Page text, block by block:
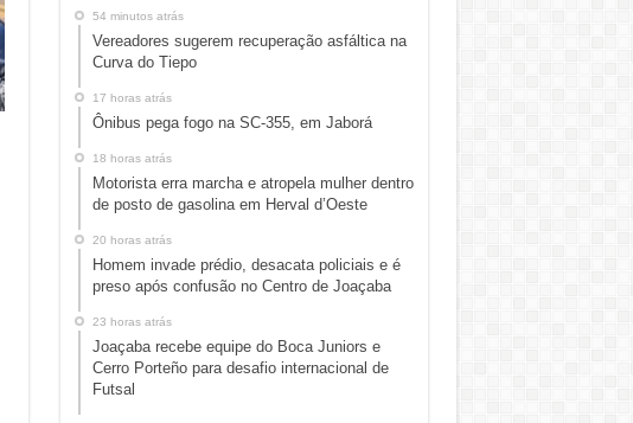
54 minutos atrás
Vereadores sugerem recuperação asfáltica na
Curva do Tiepo
17 horas atrás
Ônibus pega fogo na SC-355, em Jaborá
18 horas atrás
Motorista erra marcha e atropela mulher dentro
de posto de gasolina em Herval d’Oeste
20 horas atrás
Homem invade prédio, desacata policiais e é
preso após confusão no Centro de Joaçaba
23 horas atrás
Joaçaba recebe equipe do Boca Juniors e
Cerro Porteño para desafio internacional de
Futsal